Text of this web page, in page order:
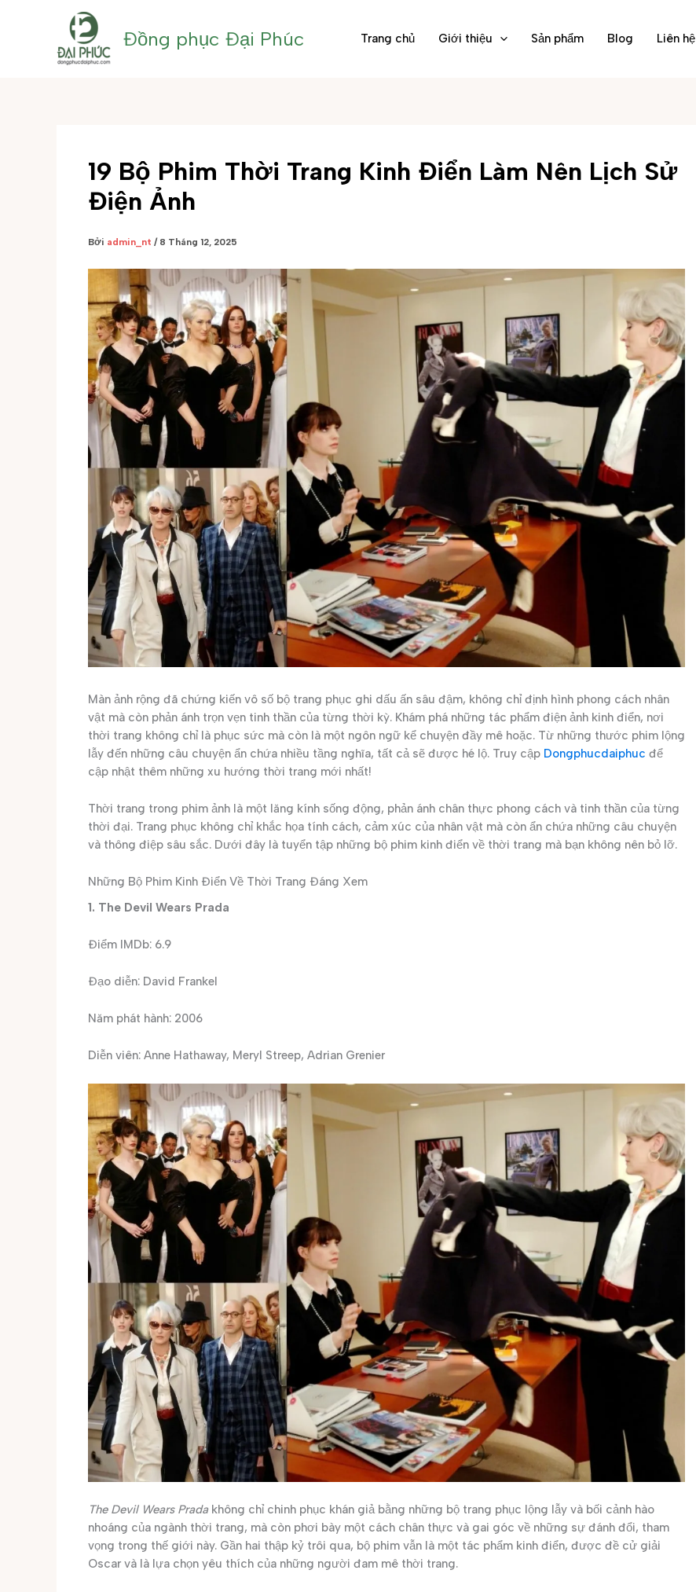
Đồng phục Đại Phúc Trang chủ Giới thiệu Sản phẩm Blog Liên hệ
19 Bộ Phim Thời Trang Kinh Điển Làm Nên Lịch Sử
Điện Ảnh
Bởi admin_nt / 8 Tháng 12, 2025
Màn ảnh rộng đã chứng kiến vô số bộ trang phục ghi dấu ấn sâu đậm, không chỉ định hình phong cách nhân
vật mà còn phản ánh trọn vẹn tinh thần của từng thời kỳ. Khám phá những tác phẩm điện ảnh kinh điển, nơi
thời trang không chỉ là phục sức mà còn là một ngôn ngữ kể chuyện đầy mê hoặc. Từ những thước phim lộng
lẫy đến những câu chuyện ẩn chứa nhiều tầng nghĩa, tất cả sẽ được hé lộ. Truy cập Dongphucdaiphuc để
cập nhật thêm những xu hướng thời trang mới nhất!
Thời trang trong phim ảnh là một lăng kính sống động, phản ánh chân thực phong cách và tinh thần của từng
thời đại. Trang phục không chỉ khắc họa tính cách, cảm xúc của nhân vật mà còn ẩn chứa những câu chuyện
và thông điệp sâu sắc. Dưới đây là tuyển tập những bộ phim kinh điển về thời trang mà bạn không nên bỏ lỡ.
Những Bộ Phim Kinh Điển Về Thời Trang Đáng Xem
1. The Devil Wears Prada
Điểm IMDb: 6.9
Đạo diễn: David Frankel
Năm phát hành: 2006
Diễn viên: Anne Hathaway, Meryl Streep, Adrian Grenier
The Devil Wears Pradakhông chỉ chinh phục khán giả bằng những bộ trang phục lộng lẫy và bối cảnh hào
nhoáng của ngành thời trang, mà còn phơi bày một cách chân thực và gai góc về những sự đánh đổi, tham
vọng trong thế giới này. Gần hai thập kỷ trôi qua, bộ phim vẫn là một tác phẩm kinh điển, được đề cử giải
Oscar và là lựa chọn yêu thích của những người đam mê thời trang.